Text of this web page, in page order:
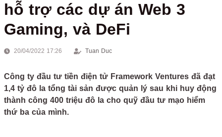
hỗ trợ các dự án Web 3
Gaming, và DeFi
20/04/2022 17:26 Tuan Duc
Công ty đầu tư tiền điện tử Framework Ventures đã đạt
1,4 tỷ đô la tổng tài sản được quản lý sau khi huy động
thành công 400 triệu đô la cho quỹ đầu tư mạo hiểm
thứ ba của mình.